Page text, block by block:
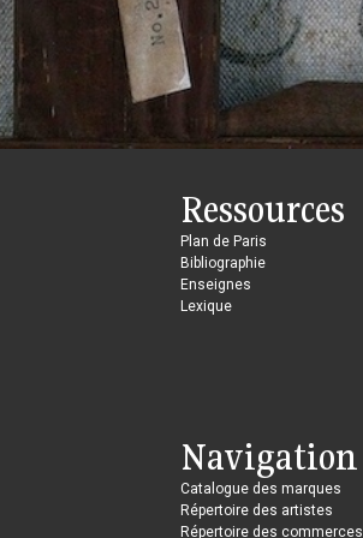
Ressources
Plan de Paris
Bibliographie
Enseignes
Lexique
Navigation
Catalogue des marques
Répertoire des artistes
Répertoire des commerces